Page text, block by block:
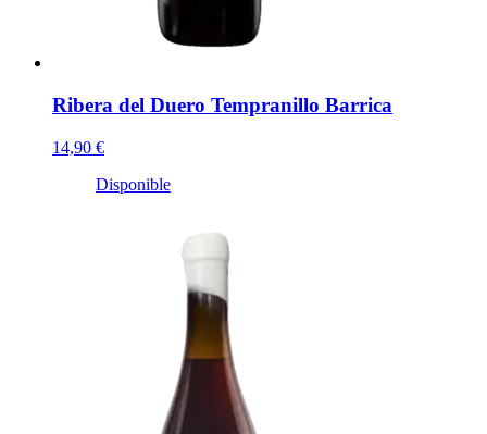
Ribera del Duero Tempranillo Barrica
14,90 €
Disponible